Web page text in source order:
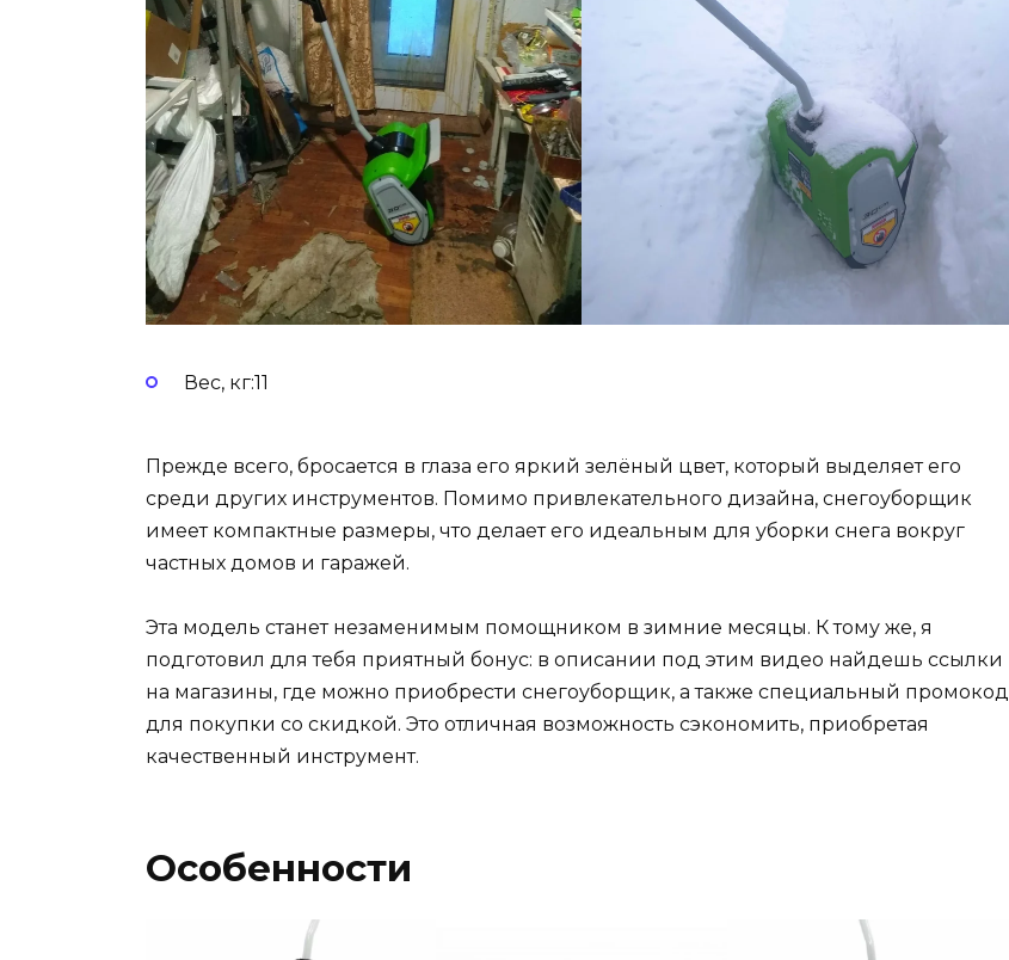
Вес, кг:11
Прежде всего, бросается в глаза его яркий зелёный цвет, который выделяет его
среди других инструментов. Помимо привлекательного дизайна, снегоуборщик
имеет компактные размеры, что делает его идеальным для уборки снега вокруг
частных домов и гаражей.
Эта модель станет незаменимым помощником в зимние месяцы. К тому же, я
подготовил для тебя приятный бонус: в описании под этим видео найдешь ссылки
на магазины, где можно приобрести снегоуборщик, а также специальный промокод
для покупки со скидкой. Это отличная возможность сэкономить, приобретая
качественный инструмент.
Особенности